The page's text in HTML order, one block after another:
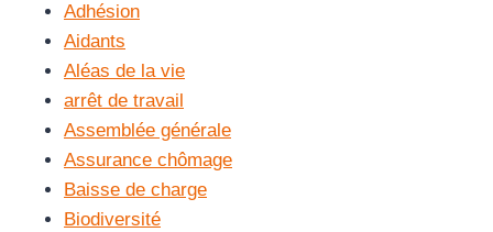
Adhésion
Aidants
Aléas de la vie
arrêt de travail
Assemblée générale
Assurance chômage
Baisse de charge
Biodiversité